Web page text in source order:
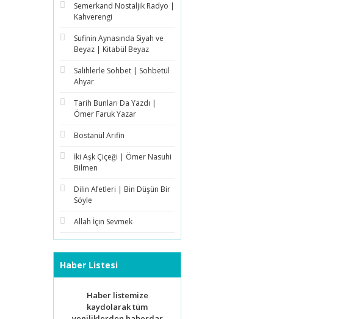
Semerkand Nostaljik Radyo |
Kahverengi
Sufinin Aynasında Siyah ve
Beyaz | Kitabül Beyaz
Salihlerle Sohbet | Sohbetül
Ahyar
Tarih Bunları Da Yazdı |
Ömer Faruk Yazar
Bostanül Arifin
İki Aşk Çiçeği | Ömer Nasuhi
Bilmen
Dilin Afetleri | Bin Düşün Bir
Söyle
Allah İçin Sevmek
Haber Listesi
Haber listemize
kaydolarak tüm